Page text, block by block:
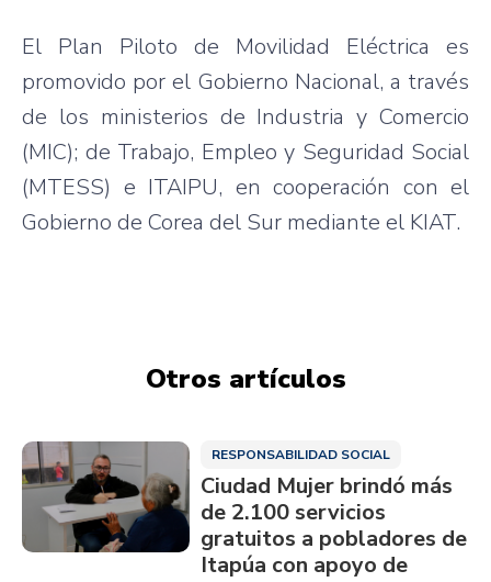
El Plan Piloto de Movilidad Eléctrica es
promovido por el Gobierno Nacional, a través
de los ministerios de Industria y Comercio
(MIC); de Trabajo, Empleo y Seguridad Social
(MTESS) e ITAIPU, en cooperación con el
Gobierno de Corea del Sur mediante el KIAT.
Otros artículos
RESPONSABILIDAD SOCIAL
Ciudad Mujer brindó más
de 2.100 servicios
gratuitos a pobladores de
Itapúa con apoyo de